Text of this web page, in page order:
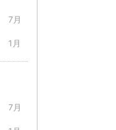
7月
1月
7月